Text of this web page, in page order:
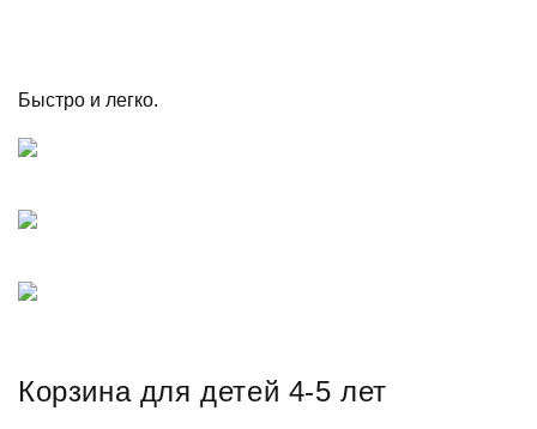
Быстро и легко.
Корзина для детей 4-5 лет